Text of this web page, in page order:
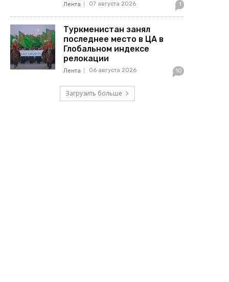
Лента 07 августа 2026 1
Туркменистан занял
последнее место в ЦА в
Глобальном индексе
релокации
Лента 06 августа 2026 10
Загрузить больше